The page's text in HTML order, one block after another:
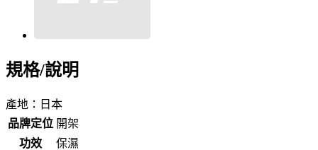
規格/說明
產地：日本
品牌定位 開架
功效
保濕